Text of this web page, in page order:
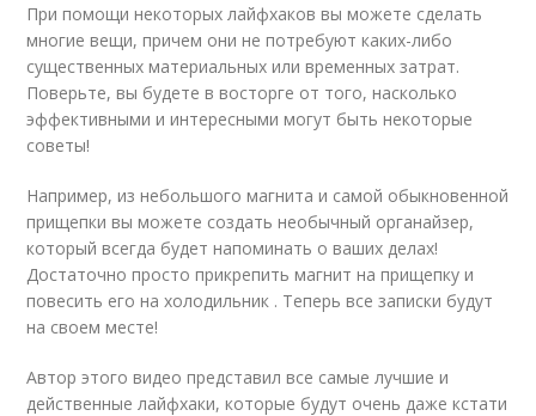
При помощи некоторых лайфхаков вы можете сделать
многие вещи, причем они не потребуют каких-либо
существенных материальных или временных затрат.
Поверьте, вы будете в восторге от того, насколько
эффективными и интересными могут быть некоторые
советы!
Например, из небольшого магнита и самой обыкновенной
прищепки вы можете создать необычный органайзер,
который всегда будет напоминать о ваших делах!
Достаточно просто прикрепить магнит на прищепку и
повесить его на холодильник . Теперь все записки будут
на своем месте!
Автор этоговидео представил все самые лучшие и
действенные лайфхаки, которые будут очень даже кстати